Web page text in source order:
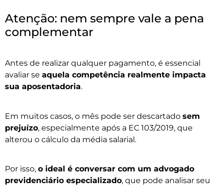
Atenção: nem sempre vale a pena
complementar
Antes de realizar qualquer pagamento, é essencial
avaliar se aquela competência realmente impacta
sua aposentadoria.
Em muitos casos, o mês pode ser descartado sem
prejuízo, especialmente após a EC 103/2019, que
alterou o cálculo da média salarial.
Por isso, o ideal é conversar com um advogado
previdenciário especializado, que pode analisar seu